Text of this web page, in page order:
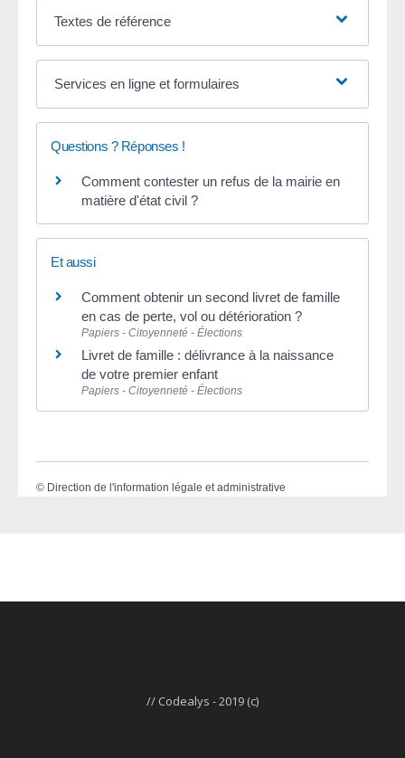
Textes de référence
Services en ligne et formulaires
Questions ? Réponses !
Comment contester un refus de la mairie en
matière d'état civil ?
Et aussi
Comment obtenir un second livret de famille
en cas de perte, vol ou détérioration ?
Papiers - Citoyenneté - Élections
Livret de famille : délivrance à la naissance
de votre premier enfant
Papiers - Citoyenneté - Élections
© Direction de l'information légale et administrative
// Codealys - 2019 (c)